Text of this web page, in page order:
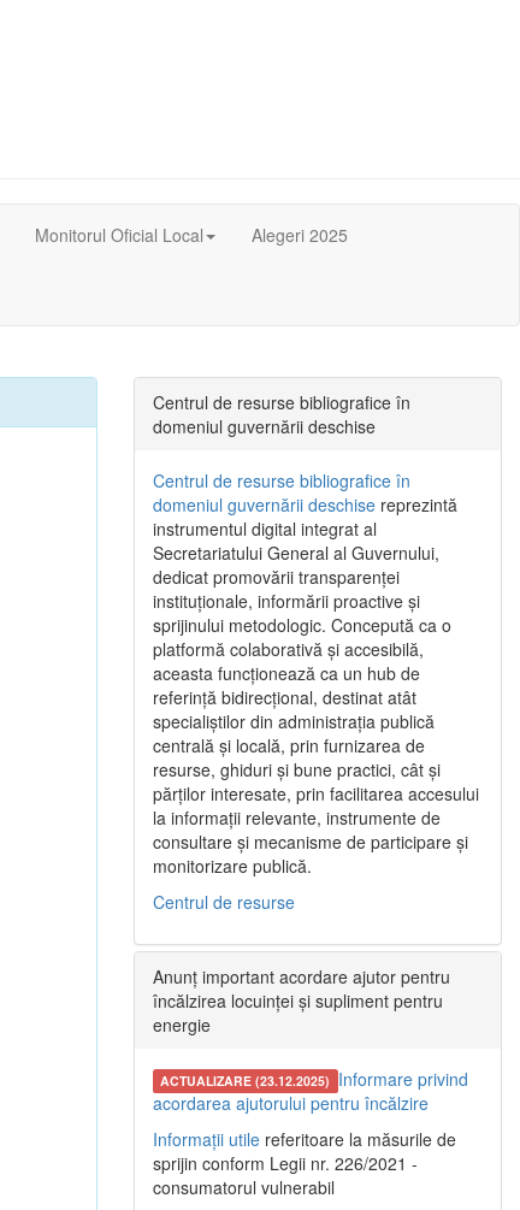
Monitorul Oficial Local Alegeri 2025
Centrul de resurse bibliografice în
domeniul guvernării deschise
Centrul de resurse bibliografice în
domeniul guvernării deschise reprezintă
instrumentul digital integrat al
Secretariatului General al Guvernului,
dedicat promovării transparenței
instituționale, informării proactive și
sprijinului metodologic. Concepută ca o
platformă colaborativă și accesibilă,
aceasta funcționează ca un hub de
referință bidirecțional, destinat atât
specialiștilor din administrația publică
centrală și locală, prin furnizarea de
resurse, ghiduri și bune practici, cât și
părților interesate, prin facilitarea accesului
la informații relevante, instrumente de
consultare și mecanisme de participare și
monitorizare publică.
Centrul de resurse
Anunț important acordare ajutor pentru
încălzirea locuinței și supliment pentru
energie
ACTUALIZARE (23.12.2025) Informare privind
acordarea ajutorului pentru încălzire
Informații utile referitoare la măsurile de
sprijin conform Legii nr. 226/2021 -
consumatorul vulnerabil